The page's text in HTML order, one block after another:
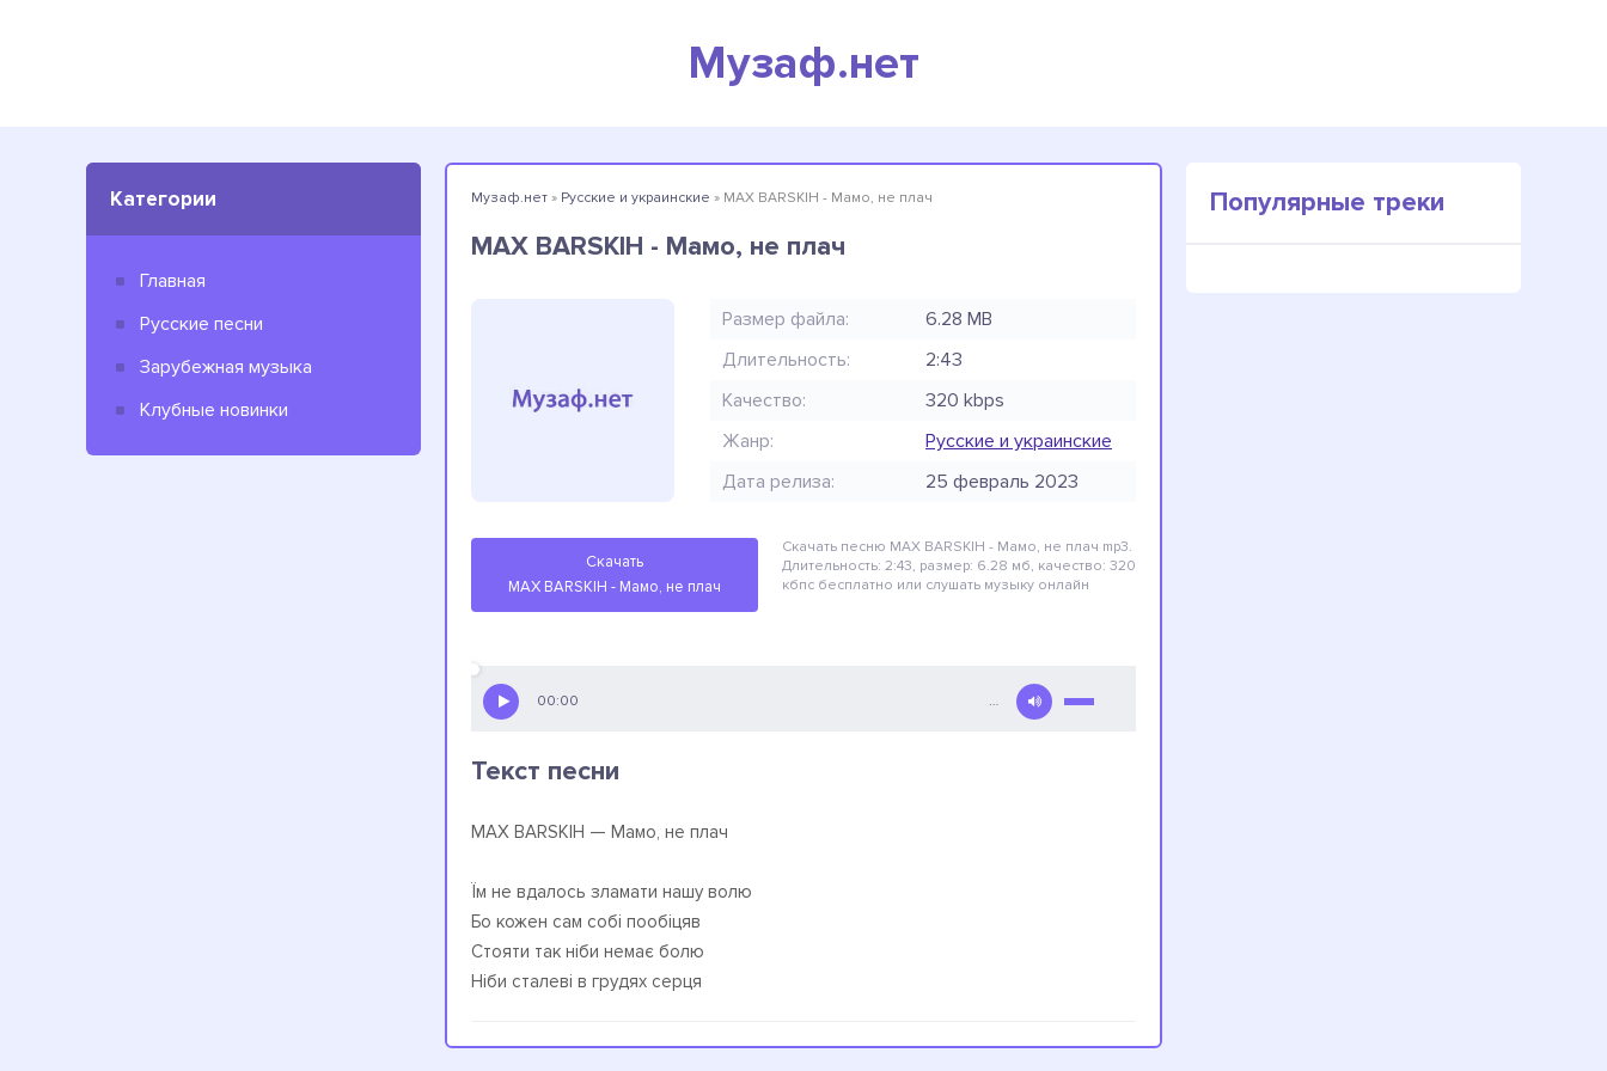
Музаф.нет
Категории
Главная
Русские песни
Зарубежная музыка
Клубные новинки
Музаф.нет » Русские и украинские » MAX BARSKIH - Мамо, не плач
MAX BARSKIH - Мамо, не плач
Размер файла:
6.28 MB
Длительность:
2:43
Качество:
320 kbps
Жанр:
Русские и украинские
Дата релиза:
25 февраль 2023
Скачать
MAX BARSKIH - Мамо, не плач
Скачать песню MAX BARSKIH - Мамо, не плач mp3.
Длительность: 2:43, размер: 6.28 мб, качество: 320
кбпс бесплатно или слушать музыку онлайн
00:00 …
Текст песни
MAX BARSKIH — Мамо, не плач
Їм не вдалось зламати нашу волю
Бо кожен сам собі пообіцяв
Стояти так ніби немає болю
Ніби сталеві в грудях серця
Популярные треки